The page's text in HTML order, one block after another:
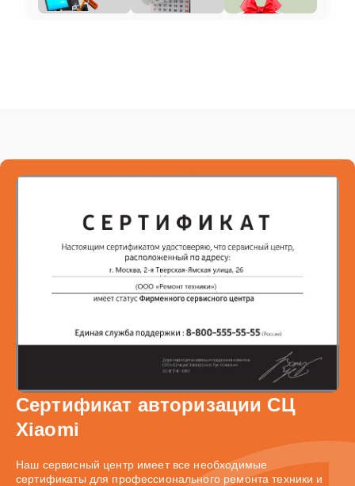
Сертификат авторизации СЦ
Xiaomi
Наш сервисный центр имеет все необходимые
сертификаты для профессионального ремонта техники и